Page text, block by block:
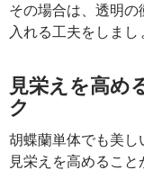
その場合は、透明の
入れる工夫をしまし
見栄えを高め
ク
胡蝶蘭単体でも美し
見栄えを高めること